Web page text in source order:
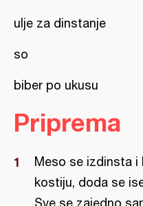
ulje za dinstanje
so
biber po ukusu
Priprema
Meso se izdinsta i
kostiju, doda se
Sve se zajedno